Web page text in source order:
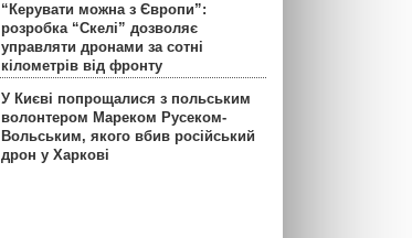
“Керувати можна з Європи”:
розробка “Скелі” дозволяє
управляти дронами за сотні
кілометрів від фронту
У Києві попрощалися з польським
волонтером Мареком Русеком-
Вольським, якого вбив російський
дрон у Харкові